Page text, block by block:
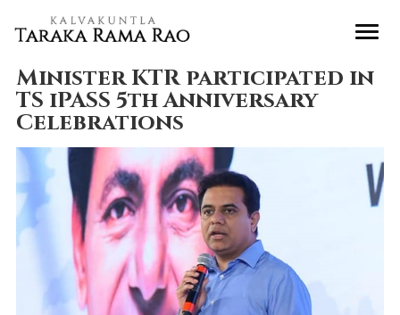
Minister KTR participated in
TS iPASS 5th Anniversary
Celebrations